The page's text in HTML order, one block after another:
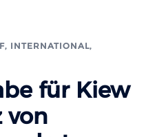
, INTERNATIONAL,
für Kiew
von